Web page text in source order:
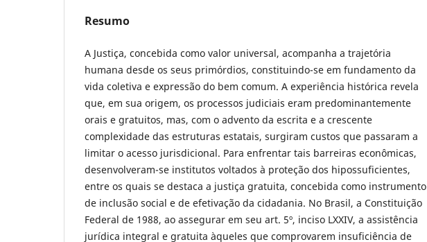
Resumo
A Justiça, concebida como valor universal, acompanha a trajetória
humana desde os seus primórdios, constituindo-se em fundamento da
vida coletiva e expressão do bem comum. A experiência histórica revela
que, em sua origem, os processos judiciais eram predominantemente
orais e gratuitos, mas, com o advento da escrita e a crescente
complexidade das estruturas estatais, surgiram custos que passaram a
limitar o acesso jurisdicional. Para enfrentar tais barreiras econômicas,
desenvolveram-se institutos voltados à proteção dos hipossuficientes,
entre os quais se destaca a justiça gratuita, concebida como instrumento
de inclusão social e de efetivação da cidadania. No Brasil, a Constituição
Federal de 1988, ao assegurar em seu art. 5º, inciso LXXIV, a assistência
jurídica integral e gratuita àqueles que comprovarem insuficiência de